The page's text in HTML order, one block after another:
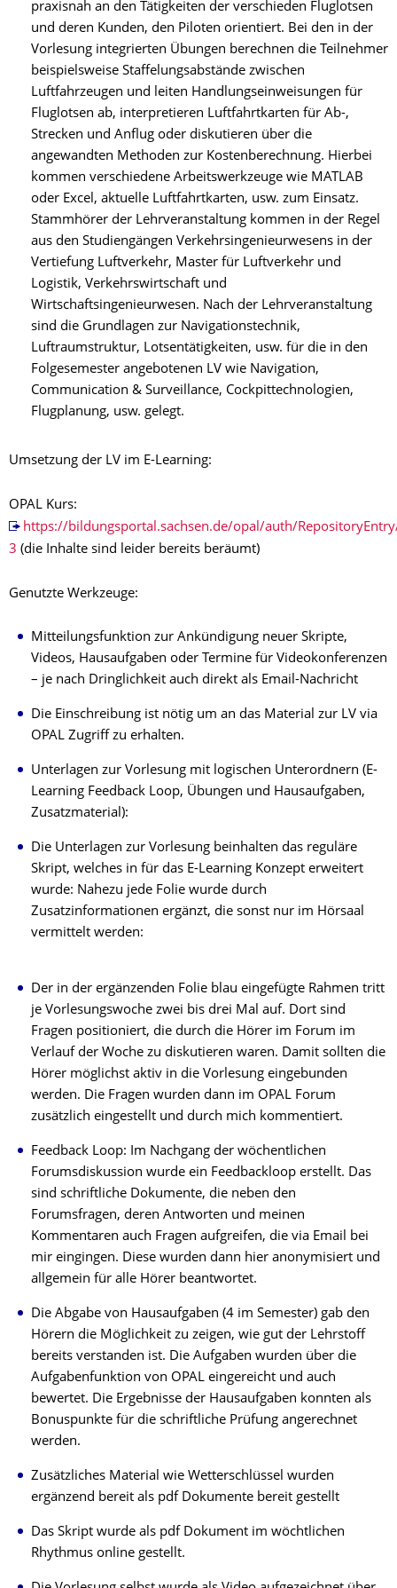
praxisnah an den Tätigkeiten der verschieden Fluglotsen
und deren Kunden, den Piloten orientiert. Bei den in der
Vorlesung integrierten Übungen berechnen die Teilnehmer
beispielsweise Staffelungsabstände zwischen
Luftfahrzeugen und leiten Handlungseinweisungen für
Fluglotsen ab, interpretieren Luftfahrtkarten für Ab-,
Strecken und Anflug oder diskutieren über die
angewandten Methoden zur Kostenberechnung. Hierbei
kommen verschiedene Arbeitswerkzeuge wie MATLAB
oder Excel, aktuelle Luftfahrtkarten, usw. zum Einsatz.
Stammhörer der Lehrveranstaltung kommen in der Regel
aus den Studiengängen Verkehrsingenieurwesens in der
Vertiefung Luftverkehr, Master für Luftverkehr und
Logistik, Verkehrswirtschaft und
Wirtschaftsingenieurwesen. Nach der Lehrveranstaltung
sind die Grundlagen zur Navigationstechnik,
Luftraumstruktur, Lotsentätigkeiten, usw. für die in den
Folgesemester angebotenen LV wie Navigation,
Communication & Surveillance, Cockpittechnologien,
Flugplanung, usw. gelegt.
Umsetzung der LV im E-Learning:
OPAL Kurs:
https://bildungsportal.sachsen.de/opal/auth/
3 (die Inhalte sind leider bereits beräumt)
Genutzte Werkzeuge:
Mitteilungsfunktion zur Ankündigung neuer Skripte,
Videos, Hausaufgaben oder Termine für Videokonferenzen
– je nach Dringlichkeit auch direkt als Email-Nachricht
Die Einschreibung ist nötig um an das Material zur LV via
OPAL Zugriff zu erhalten.
Unterlagen zur Vorlesung mit logischen Unterordnern (E-
Learning Feedback Loop, Übungen und Hausaufgaben,
Zusatzmaterial):
Die Unterlagen zur Vorlesung beinhalten das reguläre
Skript, welches in für das E-Learning Konzept erweitert
wurde: Nahezu jede Folie wurde durch
Zusatzinformationen ergänzt, die sonst nur im Hörsaal
vermittelt werden:
Der in der ergänzenden Folie blau eingefügte Rahmen tritt
je Vorlesungswoche zwei bis drei Mal auf. Dort sind
Fragen positioniert, die durch die Hörer im Forum im
Verlauf der Woche zu diskutieren waren. Damit sollten die
Hörer möglichst aktiv in die Vorlesung eingebunden
werden. Die Fragen wurden dann im OPAL Forum
zusätzlich eingestellt und durch mich kommentiert.
Feedback Loop: Im Nachgang der wöchentlichen
Forumsdiskussion wurde ein Feedbackloop erstellt. Das
sind schriftliche Dokumente, die neben den
Forumsfragen, deren Antworten und meinen
Kommentaren auch Fragen aufgreifen, die via Email bei
mir eingingen. Diese wurden dann hier anonymisiert und
allgemein für alle Hörer beantwortet.
Die Abgabe von Hausaufgaben (4 im Semester) gab den
Hörern die Möglichkeit zu zeigen, wie gut der Lehrstoff
bereits verstanden ist. Die Aufgaben wurden über die
Aufgabenfunktion von OPAL eingereicht und auch
bewertet. Die Ergebnisse der Hausaufgaben konnten als
Bonuspunkte für die schriftliche Prüfung angerechnet
werden.
Zusätzliches Material wie Wetterschlüssel wurden
ergänzend bereit als pdf Dokumente bereit gestellt
Das Skript wurde als pdf Dokument im wöchtlichen
Rhythmus online gestellt.